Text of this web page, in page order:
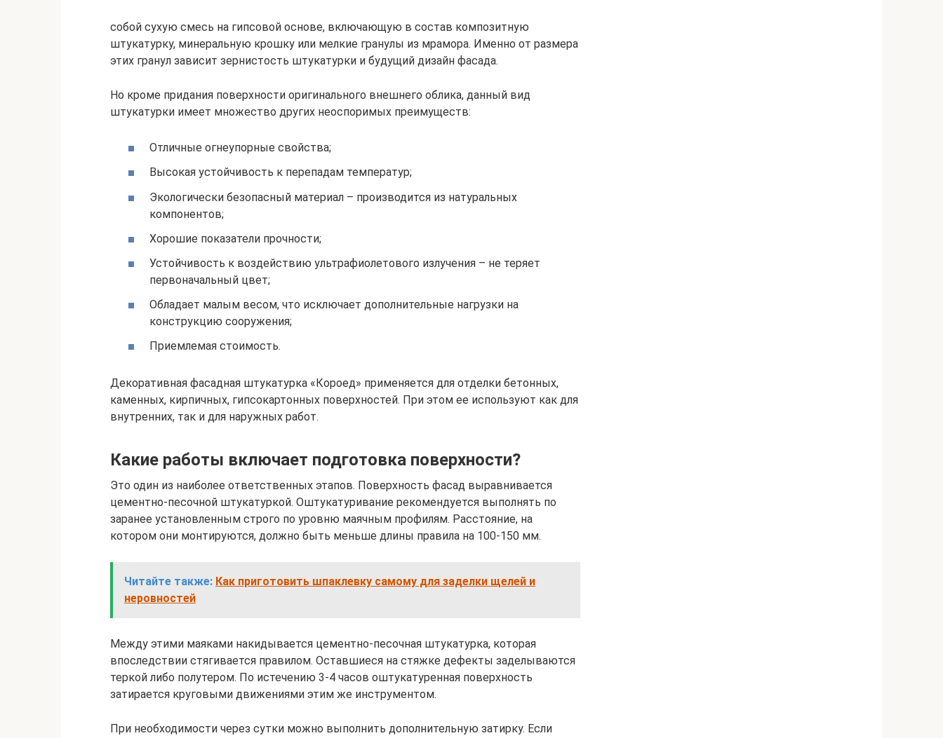
собой сухую смесь на гипсовой основе, включающую в состав композитную
штукатурку, минеральную крошку или мелкие гранулы из мрамора. Именно от размера
этих гранул зависит зернистость штукатурки и будущий дизайн фасада.
Но кроме придания поверхности оригинального внешнего облика, данный вид
штукатурки имеет множество других неоспоримых преимуществ:
Отличные огнеупорные свойства;
Высокая устойчивость к перепадам температур;
Экологически безопасный материал – производится из натуральных
компонентов;
Хорошие показатели прочности;
Устойчивость к воздействию ультрафиолетового излучения – не теряет
первоначальный цвет;
Обладает малым весом, что исключает дополнительные нагрузки на
конструкцию сооружения;
Приемлемая стоимость.
Декоративная фасадная штукатурка «Короед» применяется для отделки бетонных,
каменных, кирпичных, гипсокартонных поверхностей. При этом ее используют как для
внутренних, так и для наружных работ.
Какие работы включает подготовка поверхности?
Это один из наиболее ответственных этапов. Поверхность фасад выравнивается
цементно-песочной штукатуркой. Оштукатуривание рекомендуется выполнять по
заранее установленным строго по уровню маячным профилям. Расстояние, на
котором они монтируются, должно быть меньше длины правила на 100-150 мм.
Читайте также: Как приготовить шпаклевку самому для заделки щелей и
неровностей
Между этими маяками накидывается цементно-песочная штукатурка, которая
впоследствии стягивается правилом. Оставшиеся на стяжке дефекты заделываются
теркой либо полутером. По истечению 3-4 часов оштукатуренная поверхность
затирается круговыми движениями этим же инструментом.
При необходимости через сутки можно выполнить дополнительную затирку. Если